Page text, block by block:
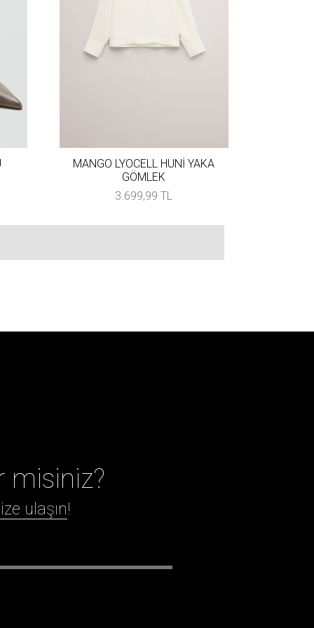
MANGO LYOCELL HUNİ YAKA
GÖMLEK
3.699,99 TL
misiniz?
ulaşın!